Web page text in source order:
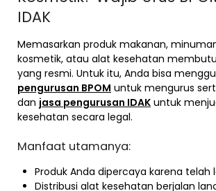
IDAK
Memasarkan produk makanan,
kosmetik, atau alat kesehatan
yang resmi. Untuk itu, Anda bisa
pengurusan BPOM untuk mengurus
dan jasa pengurusan IDAK untuk
kesehatan secara legal.
Manfaat utamanya:
Produk Anda dipercaya karena telah
Distribusi alat kesehatan berjalan